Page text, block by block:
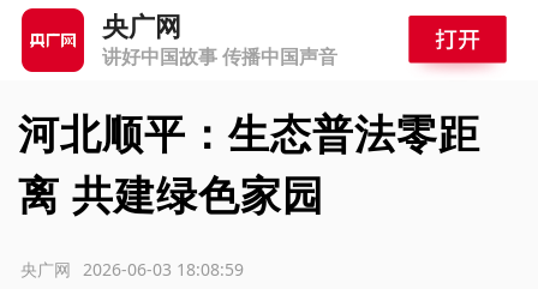
央广网
讲好中国故事 传播中国声音
河北顺平：生态普法零距
离 共建绿色家园
2026-06-03 18:08:59
央广网